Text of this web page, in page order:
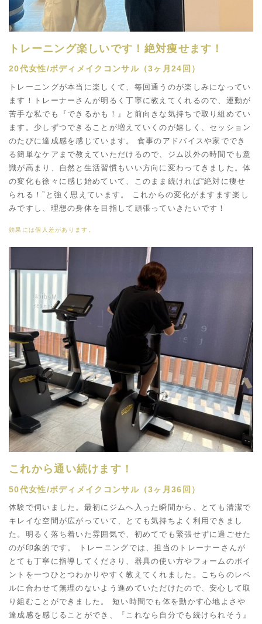
トレーニング楽しいです！絶対痩せます！
20代女性/ボディメイクコンサル（3ヶ月24回）
トレーニングが本当に楽しくて、毎回通うのが楽しみになってい
ます！トレーナーさんが明るく丁寧に教えてくれるので、運動が
苦手な私でも『できるかも！』と前向きな気持ちで取り組めてい
ます。少しずつできることが増えていくのが嬉しく、セッション
のたびに達成感を感じています。 食事のアドバイスや家ででき
る簡単なケアまで教えていただけるので、ジム以外の時間でも意
識が高まり、自然と生活習慣もいい方向に変わってきました。体
の変化も徐々に感じ始めていて、このまま続ければ“絶対に痩せ
られる！”と強く思えています。 これからの変化がますます楽し
みですし、理想の身体を目指して頑張っていきたいです！
効果には個人差があります。
これから通い続けます！
50代女性/ボディメイクコンサル（3ヶ月36回）
体験で伺いました。最初にジムへ入った瞬間から、とても清潔で
キレイな空間が広がっていて、とても気持ちよく利用できまし
た。明るく落ち着いた雰囲気で、初めてでも緊張せずに過ごせた
のが印象的です。 トレーニングでは、担当のトレーナーさんが
とても丁寧に指導してくださり、器具の使い方やフォームのポイ
ントを一つひとつわかりやすく教えてくれました。こちらのレベ
ルに合わせて無理のないよう進めていただけたので、安心して取
り組むことができました。 短い時間でも体を動かす心地よさや
達成感を感じることができ、『これなら自分でも続けられそう』